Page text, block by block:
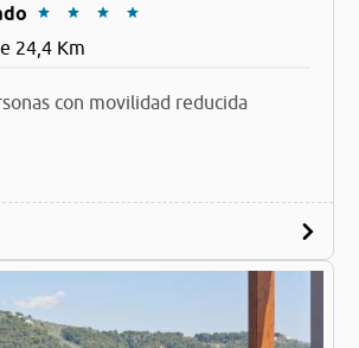
24,4 Km
con movilidad reducida